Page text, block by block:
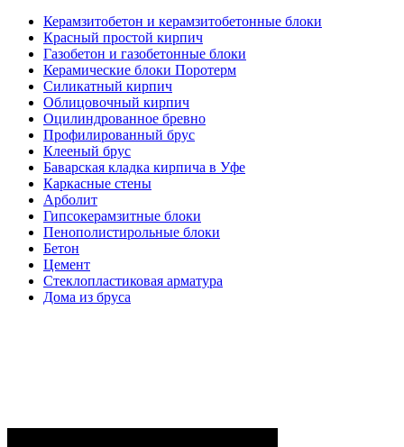
Керамзитобетон и керамзитобетонные блоки
Красный простой кирпич
Газобетон и газобетонные блоки
Керамические блоки Поротерм
Силикатный кирпич
Облицовочный кирпич
Оцилиндрованное бревно
Профилированный брус
Клееный брус
Баварская кладка кирпича в Уфе
Каркасные стены
Арболит
Гипсокерамзитные блоки
Пенополистирольные блоки
Бетон
Цемент
Стеклопластиковая арматура
Дома из бруса